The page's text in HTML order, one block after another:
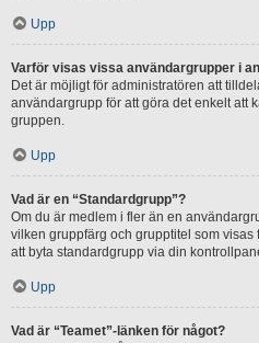
Upp
Varför visas vissa användargrupper i
Det är möjligt för administratören att
användargrupp för att göra det enkelt att
gruppen.
Upp
Vad är en “Standardgrupp”?
Om du är medlem i fler än en
vilken gruppfärg och grupptitel som
att byta standardgrupp via din
Upp
Vad är “Teamet”-länken för något?